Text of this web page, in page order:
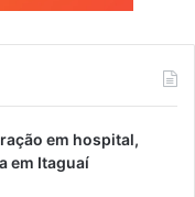
em hospital,
em Itaguaí